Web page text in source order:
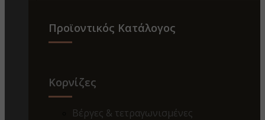
Προϊοντικός Κατάλογος
Κορνίζες
Βέργες & τετραγωνισμένες